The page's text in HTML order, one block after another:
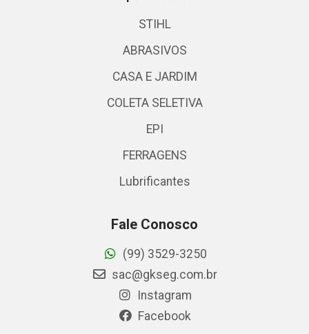
STIHL
ABRASIVOS
CASA E JARDIM
COLETA SELETIVA
EPI
FERRAGENS
Lubrificantes
Fale Conosco
(99) 3529-3250
sac@gkseg.com.br
Instagram
Facebook